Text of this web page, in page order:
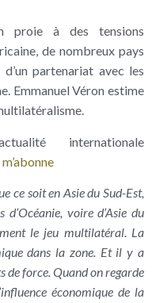
proie à des tensions
de nombreux pays
partenariat avec les
Emmanuel Véron estime
internationale
m’abonne
ce soit en Asie du Sud-Est,
voire d’Asie du
le jeu multilatéral. La
dans la zone. Et il y a
de force. Quand on regarde
économique de la